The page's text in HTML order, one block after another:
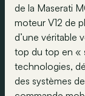
de la Maserati
moteur V12 de
d’une véritable
top du top en «
technologies,
des systèmes